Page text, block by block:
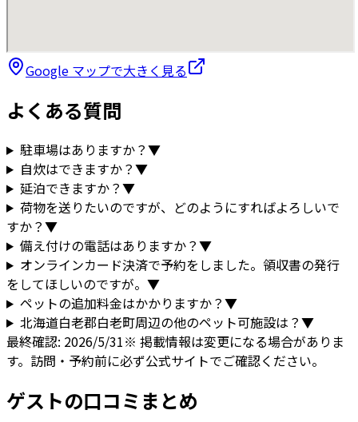
Google マップで大きく見る
よくある質問
駐車場はありますか？▼
自炊はできますか？▼
延泊できますか？▼
荷物を送りたいのですが、どのようにすればよろしいで
すか？▼
備え付けの電話はありますか？▼
オンラインカード決済で予約をしました。領収書の発行
をしてほしいのですが。 ▼
ペットの追加料金はかかりますか？▼
北海道白老郡白老町周辺の他のペット可施設は？▼
最終確認: 2026/5/31※ 掲載情報は変更になる場合がありま
す。訪問・予約前に必ず公式サイトでご確認ください。
ゲストの口コミまとめ